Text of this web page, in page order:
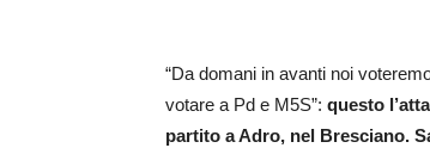
“Da domani in avanti noi
votare a Pd e M5S”: questo
partito a Adro, nel Bresciano.